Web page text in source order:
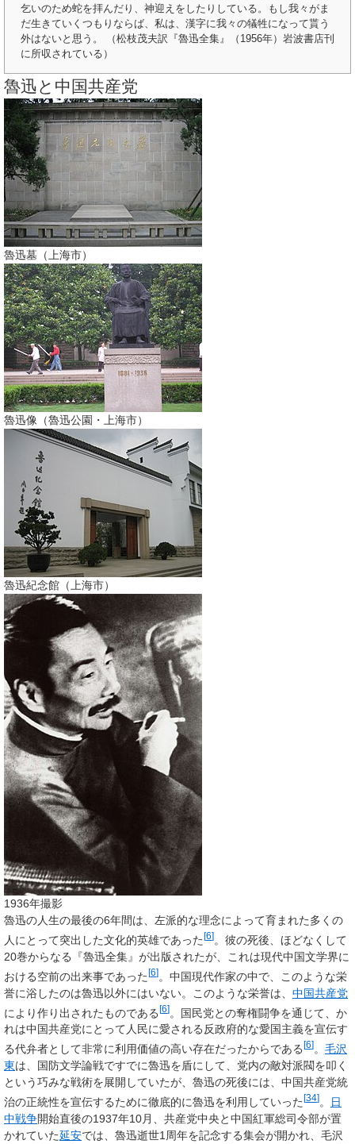
乞いのため蛇を拝んだり、神迎えをしたりしている。もし我々がま
だ生きていくつもりならば、私は、漢字に我々の犠牲になって貰う
外はないと思う。 （松枝茂夫訳『魯迅全集』（1956年）岩波書店刊
に所収されている）
魯迅と中国共産党
魯迅墓（上海市）
魯迅像（魯迅公園・上海市）
魯迅紀念館（上海市）
1936年撮影
魯迅の人生の最後の6年間は、左派的な理念によって育まれた多くの
人にとって突出した文化的英雄であった [6] 。彼の死後、ほどなくして
20巻からなる『魯迅全集』が出版されたが、これは現代中国文学界に
おける空前の出来事であった [6] 。中国現代作家の中で、このような栄
誉に浴したのは魯迅以外にはいない。このような栄誉は、 中国共産党
により作り出されたものである[6]。国民党との奪権闘争を通じて、か
れは中国共産党にとって人民に愛される反政府的な愛国主義を宣伝す
る代弁者として非常に利用価値の高い存在だったからである [6] 。 毛沢
東は、国防文学論戦ですでに魯迅を盾にして、党内の敵対派閥を叩く
という巧みな戦術を展開していたが、魯迅の死後には、中国共産党統
治の正統性を宣伝するために徹底的に魯迅を利用していった[34]。
日
中戦争開始直後の1937年10月、共産党中央と中国紅軍総司令部が置
かれていた延安では、魯迅逝世1周年を記念する集会が開かれ、毛沢